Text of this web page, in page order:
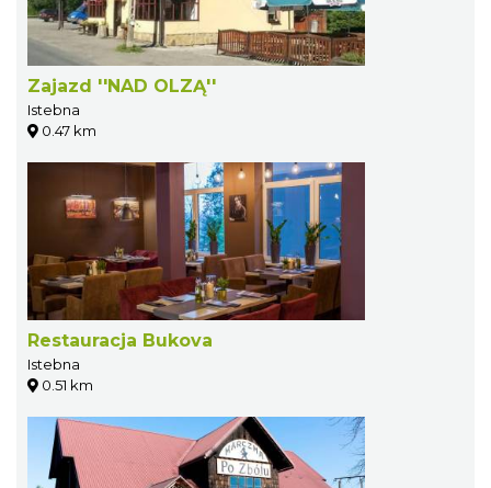
Zajazd ''NAD OLZĄ''
Istebna
0.47 km
Restauracja Bukova
Istebna
0.51 km